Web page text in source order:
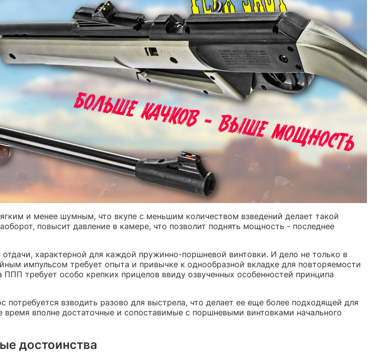
и менее шумным, что вкупе с меньшим количеством взведений делает такой
повысит давление в камере, что позволит поднять мощность - последнее
характерной для каждой пружинно-поршневой винтовки. И дело не только в
импульсом требует опыта и привычке к однообразной вкладке для повторяемости
требует особо крепких прицелов ввиду озвученных особенностей принципа
потребуется взводить разово для выстрела, что делает ее еще более подходящей для
вполне достаточные и сопоставимые с поршневыми винтовками начального
достоинства